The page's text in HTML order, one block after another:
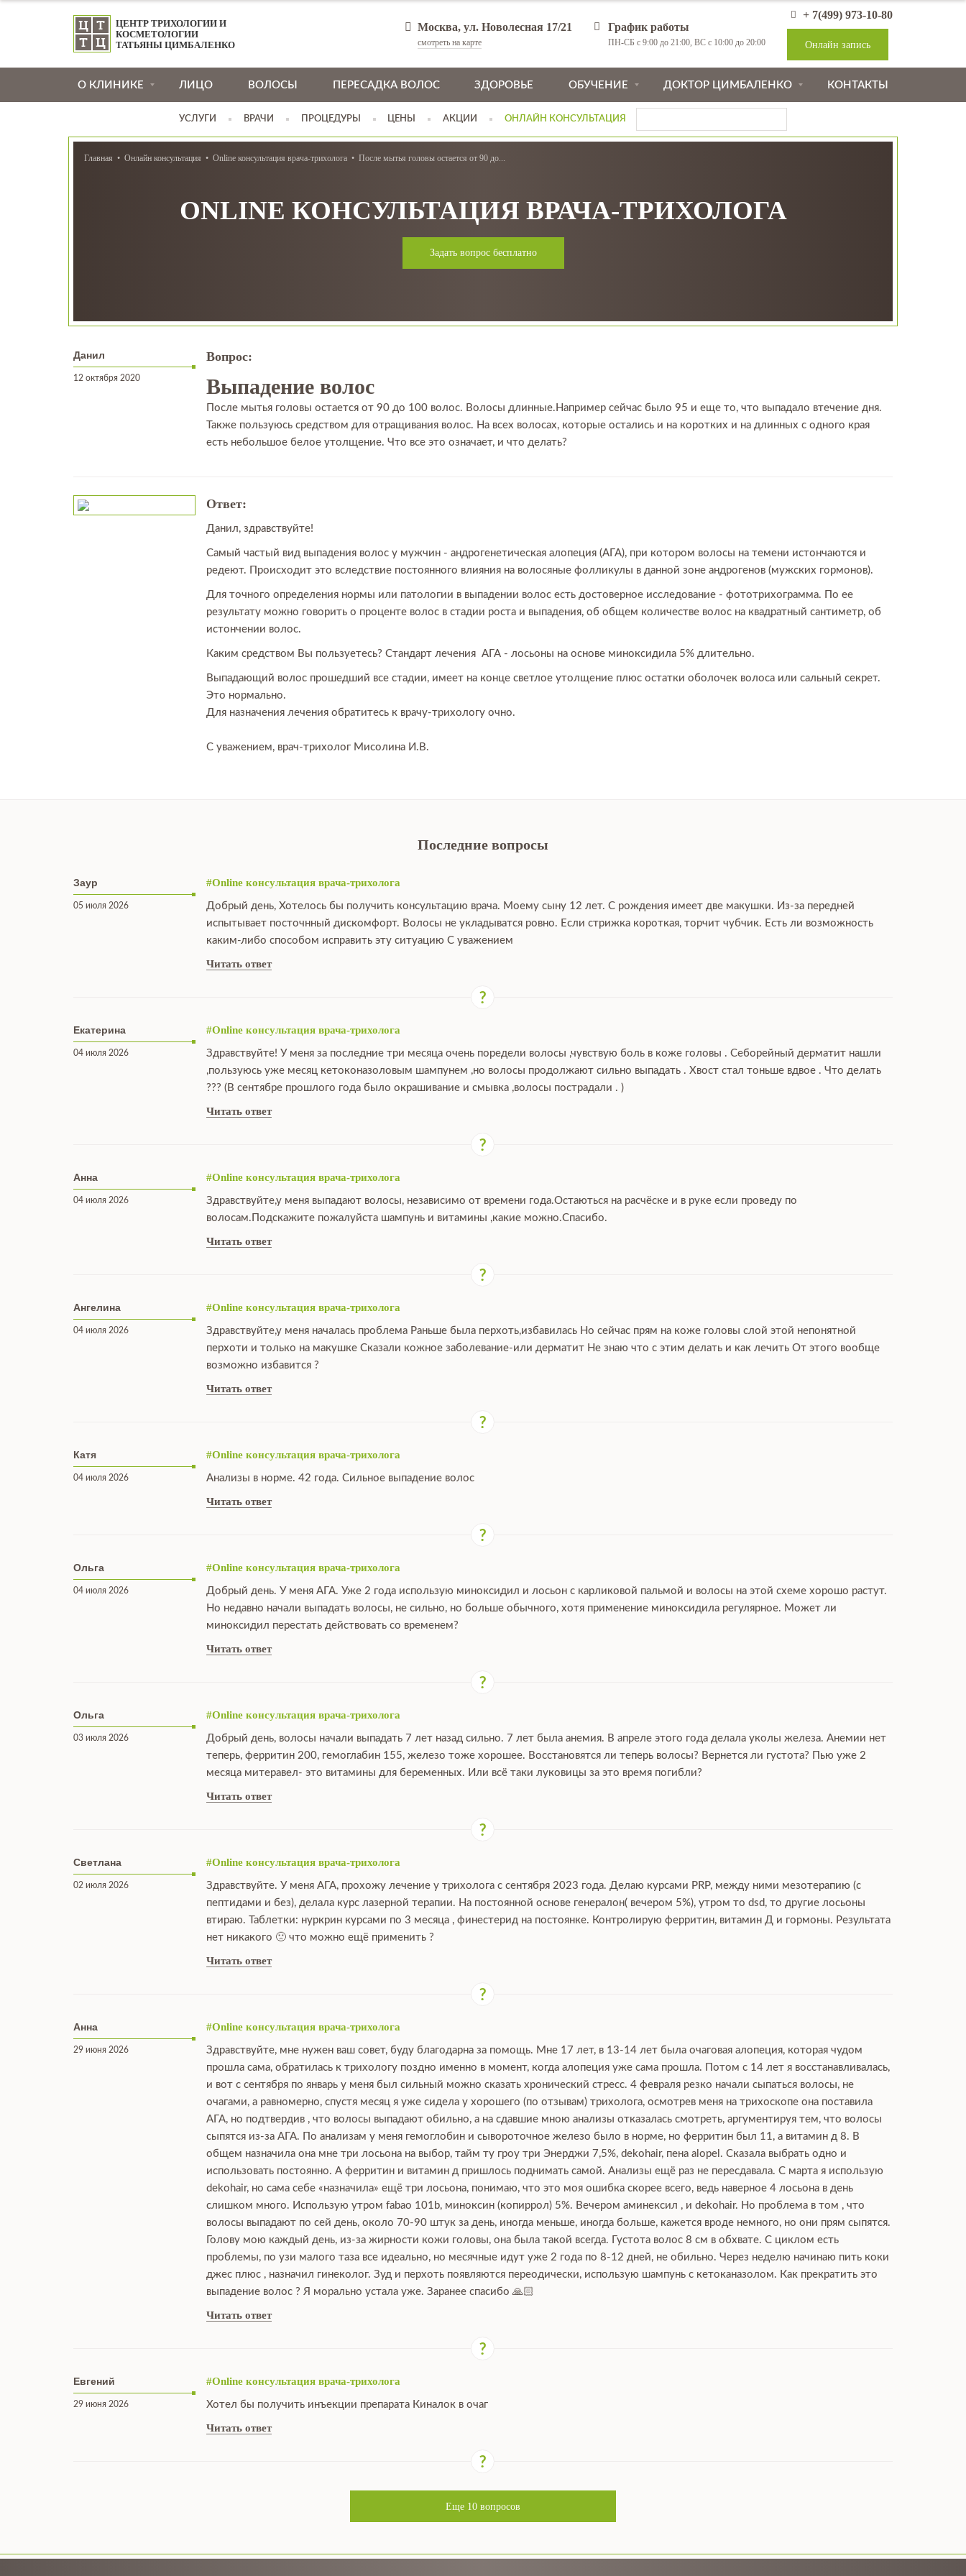
ЦЕНТР ТРИХОЛОГИИ И
КОСМЕТОЛОГИИ
ТАТЬЯНЫ ЦИМБАЛЕНКО
Москва, ул. Новолесная 17/21
смотреть на карте
График работы
ПН-СБ с 9:00 до 21:00, ВС с 10:00 до 20:00
+ 7(499) 973-10-80
Онлайн запись
О КЛИНИКЕ ЛИЦО ВОЛОСЫ ПЕРЕСАДКА ВОЛОС ЗДОРОВЬЕ ОБУЧЕНИЕ ДОКТОР ЦИМБАЛЕНКО КОНТАКТЫ
УСЛУГИ ВРАЧИ ПРОЦЕДУРЫ ЦЕНЫ АКЦИИ ОНЛАЙН КОНСУЛЬТАЦИЯ
Главная Онлайн консультация Online консультация врача-трихолога После мытья головы остается от 90 до...
ONLINE КОНСУЛЬТАЦИЯ ВРАЧА-ТРИХОЛОГА
Задать вопрос бесплатно
Данил
12 октября 2020
Вопрос:
Выпадение волос
После мытья головы остается от 90 до 100 волос. Волосы длинные.Например сейчас было 95 и еще то, что выпадало втечение дня.
Также пользуюсь средством для отращивания волос. На всех волосах, которые остались и на коротких и на длинных с одного края
есть небольшое белое утолщение. Что все это означает, и что делать?
Ответ:
Данил, здравствуйте!
Самый частый вид выпадения волос у мужчин - андрогенетическая алопеция (АГА), при котором волосы на темени истончаются и
редеют. Происходит это вследствие постоянного влияния на волосяные фолликулы в данной зоне андрогенов (мужских гормонов).
Для точного определения нормы или патологии в выпадении волос есть достоверное исследование - фототрихограмма. По ее
результату можно говорить о проценте волос в стадии роста и выпадения, об общем количестве волос на квадратный сантиметр, об
истончении волос.
Каким средством Вы пользуетесь? Стандарт лечения АГА - лосьоны на основе миноксидила 5% длительно.
Выпадающий волос прошедший все стадии, имеет на конце светлое утолщение плюс остатки оболочек волоса или сальный секрет.
Это нормально.
Для назначения лечения обратитесь к врачу-трихологу очно.
С уважением, врач-трихолог Мисолина И.В.
Последние вопросы
Заур
05 июля 2026
#Online консультация врача-трихолога
Добрый день, Хотелось бы получить консультацию врача. Моему сыну 12 лет. С рождения имеет две макушки. Из-за передней
испытывает посточнный дискомфорт. Волосы не укладыватся ровно. Если стрижка короткая, торчит чубчик. Есть ли возможность
каким-либо способом исправить эту ситуацию С уважением
Читать ответ
Екатерина
04 июля 2026
#Online консультация врача-трихолога
Здравствуйте! У меня за последние три месяца очень поредели волосы ,чувствую боль в коже головы . Себорейный дерматит нашли
,пользуюсь уже месяц кетоконазоловым шампунем ,но волосы продолжают сильно выпадать . Хвост стал тоньше вдвое . Что делать
??? (В сентябре прошлого года было окрашивание и смывка ,волосы пострадали . )
Читать ответ
Анна
04 июля 2026
#Online консультация врача-трихолога
Здравствуйте,у меня выпадают волосы, независимо от времени года.Остаються на расчёске и в руке если проведу по
волосам.Подскажите пожалуйста шампунь и витамины ,какие можно.Спасибо.
Читать ответ
Ангелина
04 июля 2026
#Online консультация врача-трихолога
Здравствуйте,у меня началась проблема Раньше была перхоть,избавилась Но сейчас прям на коже головы слой этой непонятной
перхоти и только на макушке Сказали кожное заболевание-или дерматит Не знаю что с этим делать и как лечить От этого вообще
возможно избавится ?
Читать ответ
Катя
04 июля 2026
#Online консультация врача-трихолога
Анализы в норме. 42 года. Сильное выпадение волос
Читать ответ
Ольга
04 июля 2026
#Online консультация врача-трихолога
Добрый день. У меня АГА. Уже 2 года использую миноксидил и лосьон с карликовой пальмой и волосы на этой схеме хорошо растут.
Но недавно начали выпадать волосы, не сильно, но больше обычного, хотя применение миноксидила регулярное. Может ли
миноксидил перестать действовать со временем?
Читать ответ
Ольга
03 июля 2026
#Online консультация врача-трихолога
Добрый день, волосы начали выпадать 7 лет назад сильно. 7 лет была анемия. В апреле этого года делала уколы железа. Анемии нет
теперь, ферритин 200, гемоглабин 155, железо тоже хорошее. Восстановятся ли теперь волосы? Вернется ли густота? Пью уже 2
месяца митеравел- это витамины для беременных. Или всё таки луковицы за это время погибли?
Читать ответ
Светлана
02 июля 2026
#Online консультация врача-трихолога
Здравствуйте. У меня АГА, прохожу лечение у трихолога с сентября 2023 года. Делаю курсами PRP, между ними мезотерапию (с
пептидами и без), делала курс лазерной терапии. На постоянной основе генералон( вечером 5%), утром то dsd, то другие лосьоны
втираю. Таблетки: нуркрин курсами по 3 месяца , финестерид на постоянке. Контролирую ферритин, витамин Д и гормоны. Результата
нет никакого 🙁 что можно ещё применить ?
Читать ответ
Анна
29 июня 2026
#Online консультация врача-трихолога
Здравствуйте, мне нужен ваш совет, буду благодарна за помощь. Мне 17 лет, в 13-14 лет была очаговая алопеция, которая чудом
прошла сама, обратилась к трихологу поздно именно в момент, когда алопеция уже сама прошла. Потом с 14 лет я восстанавливалась,
и вот с сентября по январь у меня был сильный можно сказать хронический стресс. 4 февраля резко начали сыпаться волосы, не
очагами, а равномерно, спустя месяц я уже сидела у хорошего (по отзывам) трихолога, осмотрев меня на трихоскопе она поставила
АГА, но подтвердив , что волосы выпадают обильно, а на сдавшие мною анализы отказалась смотреть, аргументируя тем, что волосы
сыпятся из-за АГА. По анализам у меня гемоглобин и сывороточное железо было в норме, но ферритин был 11, а витамин д 8. В
общем назначила она мне три лосьона на выбор, тайм ту гроу три Энерджи 7,5%, dekohair, пена alopel. Сказала выбрать одно и
использовать постоянно. А ферритин и витамин д пришлось поднимать самой. Анализы ещё раз не пересдавала. С марта я использую
dekohair, но сама себе «назначила» ещё три лосьона, понимаю, что это моя ошибка скорее всего, ведь наверное 4 лосьона в день
слишком много. Использую утром fabao 101b, миноксин (копиррол) 5%. Вечером аминексил , и dekohair. Но проблема в том , что
волосы выпадают по сей день, около 70-90 штук за день, иногда меньше, иногда больше, кажется вроде немного, но они прям сыпятся.
Голову мою каждый день, из-за жирности кожи головы, она была такой всегда. Густота волос 8 см в обхвате. С циклом есть
проблемы, по узи малого таза все идеально, но месячные идут уже 2 года по 8-12 дней, не обильно. Через неделю начинаю пить коки
джес плюс , назначил гинеколог. Зуд и перхоть появляются переодически, использую шампунь с кетоканазолом. Как прекратить это
выпадение волос ? Я морально устала уже. Заранее спасибо 🙏🏻
Читать ответ
Евгений
29 июня 2026
#Online консультация врача-трихолога
Хотел бы получить инъекции препарата Киналок в очаг
Читать ответ
Еще 10 вопросов